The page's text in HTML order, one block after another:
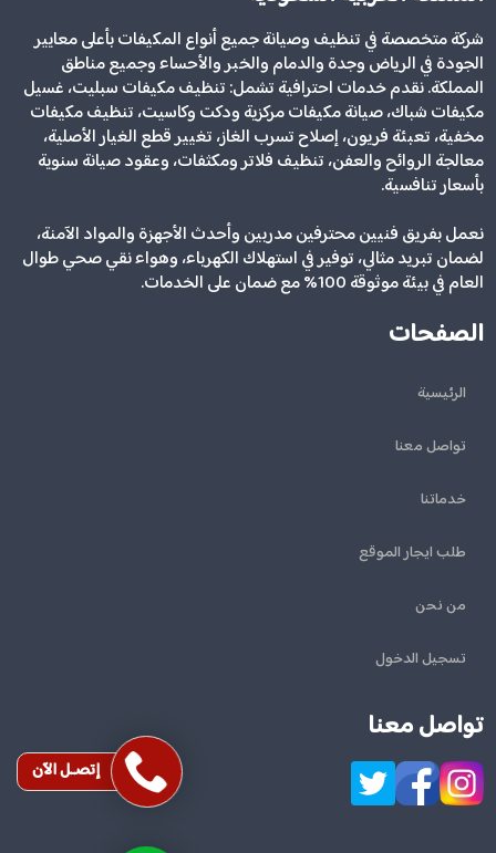
إتصـل الآن
شركة متخصصة في تنظيف وصيانة جميع أنواع المكيفات بأعلى معايير
الجودة في الرياض وجدة والدمام والخبر والأحساء وجميع مناطق
المملكة. نقدم خدمات احترافية تشمل: تنظيف مكيفات سبليت، غسيل
مكيفات شباك، صيانة مكيفات مركزية ودكت وكاسيت، تنظيف مكيفات
مخفية، تعبئة فريون، إصلاح تسرب الغاز، تغيير قطع الغيار الأصلية،
معالجة الروائح والعفن، تنظيف فلاتر ومكثفات، وعقود صيانة سنوية
بأسعار تنافسية.
نعمل بفريق فنيين محترفين مدربين وأحدث الأجهزة والمواد الآمنة،
لضمان تبريد مثالي، توفير في استهلاك الكهرباء، وهواء نقي صحي طوال
العام في بيئة موثوقة 100% مع ضمان على الخدمات.
الصفحات
الرئيسية
تواصل معنا
خدماتنا
طلب ايجار الموقع
من نحن
تسجيل الدخول
تواصل معنا